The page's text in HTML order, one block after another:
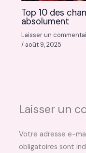
Top 10 des
absolument
Laisser un
/ août 9, 2025
Laisser un
Votre adresse e-
obligatoires sont